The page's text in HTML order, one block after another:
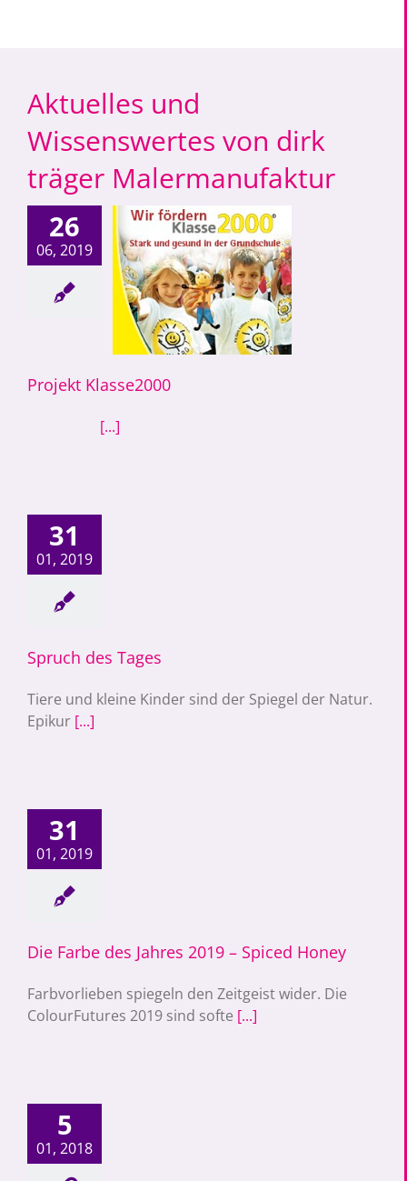
Aktuelles und
Wissenswertes von dirk
träger Malermanufaktur
26
06, 2019
Klasse2000
Projekt Klasse2000
[...]
31
01, 2019
Spruch des Tages
Tiere und kleine Kinder sind der Spiegel der Natur.
Epikur [...]
31
01, 2019
des Jahres 2019
Honey
Die Farbe des Jahres 2019 – Spiced Honey
Farbvorlieben spiegeln den Zeitgeist wider. Die
ColourFutures 2019 sind softe [...]
5
01, 2018
Farbe des